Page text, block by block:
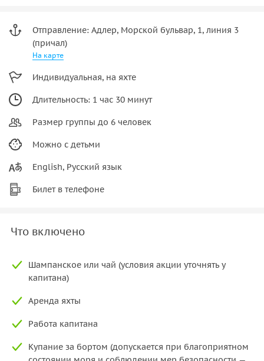
Отправление: Адлер, Морской бульвар, 1, линия 3
(причал)
На карте
Индивидуальная, на яхте
Длительность: 1 час 30 минут
Размер группы до 6 человек
Можно с детьми
English, Русский язык
Билет в телефоне
Что включено
Шампанское или чай (условия акции уточнять у
капитана)
Аренда яхты
Работа капитана
Купание за бортом (допускается при благоприятном